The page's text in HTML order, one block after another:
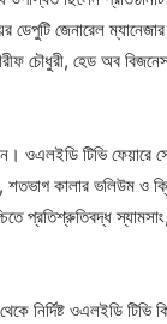
ডেপুটি জেনারেল
শরীফ চৌধুরী, হেড অব
ওএলইডি টিভি ফেয়ারে
শতভাগ কালার ভলিউম ও
প্রতিশ্রুতিবদ্ধ
নির্দিষ্ট ওএলইডি টিভি